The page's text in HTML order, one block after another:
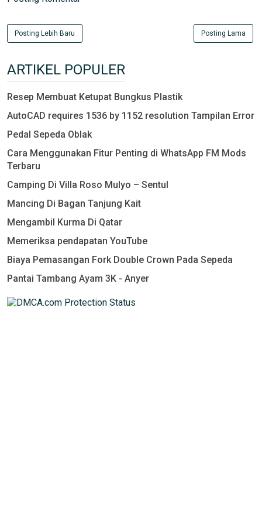
Posting Lebih Baru Posting Lama
ARTIKEL POPULER
Resep Membuat Ketupat Bungkus Plastik
AutoCAD requires 1536 by 1152 resolution Tampilan Error
Pedal Sepeda Oblak
Cara Menggunakan Fitur Penting di WhatsApp FM Mods
Terbaru
Camping Di Villa Roso Mulyo – Sentul
Mancing Di Bagan Tanjung Kait
Mengambil Kurma Di Qatar
Memeriksa pendapatan YouTube
Biaya Pemasangan Fork Double Crown Pada Sepeda
Pantai Tambang Ayam 3K - Anyer